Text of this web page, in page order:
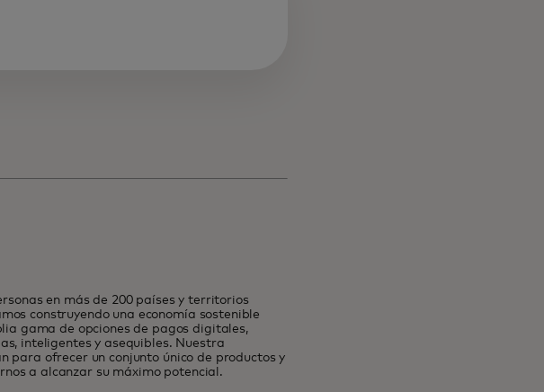
en más de 200 países y territorios
construyendo una economía sostenible
gama de opciones de pagos digitales,
inteligentes y asequibles. Nuestra
para ofrecer un conjunto único de productos y
a alcanzar su máximo potencial.